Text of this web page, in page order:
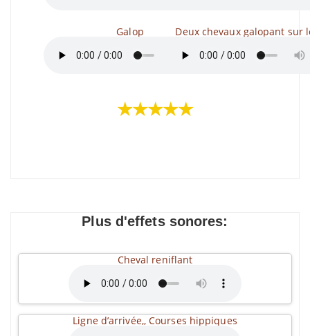
Galop Deux chevaux galopant sur
★★★★★
Plus d'effets sonores:
Cheval reniflant
Ligne d’arrivée,, Courses hippiques